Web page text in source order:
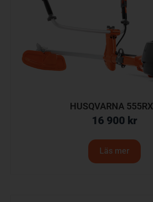
HUSQVARNA
16 900 kr
Läs mer